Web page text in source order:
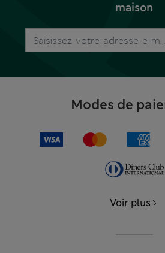
maison
Modes de
Voir plus